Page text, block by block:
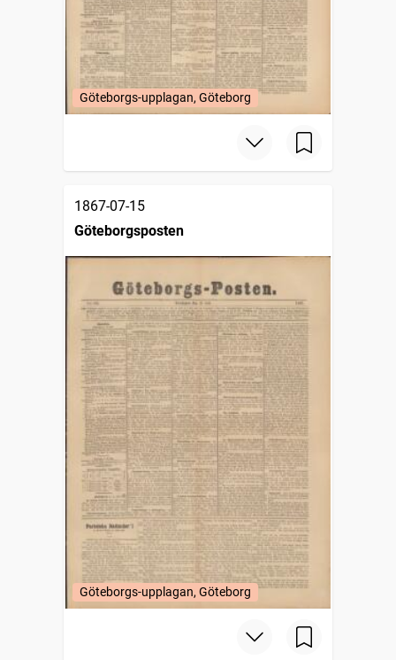
Göteborgs-upplagan, Göteborg
1867-07-15
Göteborgsposten
Göteborgs-upplagan, Göteborg